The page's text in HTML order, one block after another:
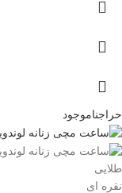
حراجناموجود
طلایی
نقره ای